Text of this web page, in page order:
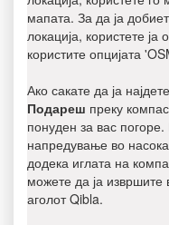
мапата. За да ја
локација, користете
користите опцијата
Ако сакате да ја
Подареш преку
понуден за вас
напредување во
додека иглата на
можете да ја
аголот Qibla.